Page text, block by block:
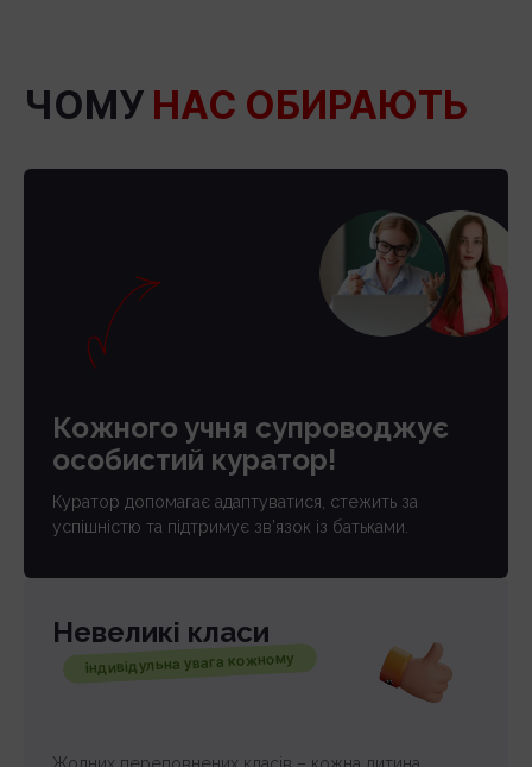
ЧОМУ НАС ОБИРАЮТЬ
Невеликі класи
індивідульна увага кожному
Жодних переповнених класів – кожна дитина
Кожного учня супроводжує
особистий куратор!
Куратор допомагає адаптуватися, стежить за
успішністю та підтримує зв’язок із батьками.